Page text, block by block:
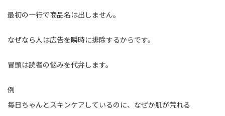
最初の一行で商品名は出しません。
なぜなら人は広告を瞬時に排除するからです。
冒頭は読者の悩みを代弁します。
例
毎日ちゃんとスキンケアしているのに、なぜか肌が荒れる